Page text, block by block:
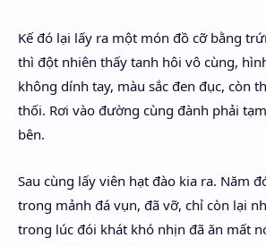
Kế đó lại lấy ra một món đồ cỡ bằng
thì đột nhiên thấy tanh hôi vô cùng,
không dính tay, màu sắc đen đục, còn
thối. Rơi vào đường cùng đành phải
bên.
Sau cùng lấy viên hạt đào kia ra. Năm
trong mảnh đá vụn, đã vỡ, chỉ còn lại
trong lúc đói khát khó nhịn đã ăn mất